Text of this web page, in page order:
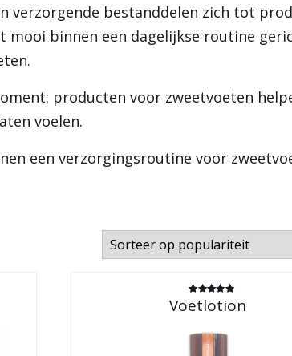
verzorgende bestanddelen zich tot
mooi binnen een dagelijkse routine
producten voor zweetvoeten
voelen.
een verzorgingsroutine voor
Gewaardeerd
5.00
Voetlotion